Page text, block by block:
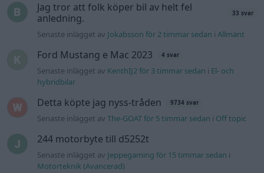
Jag tror att folk köper bil av helt fel
anledning.
33 svar
Senaste inlägget av Jokabsson för 2 timmar sedan iAllmänt
Ford Mustang e Mac 2023 4 svar
Senaste inlägget av KenthIJ2 för 3 timmar sedan i El- och
hybridbilar
Detta köpte jag nyss-tråden 9734 svar
Senaste inlägget avThe-GOAT för 5 timmar sedan i Off topic
244 motorbyte till d5252t
Senaste inlägget av Jeppegaming för 15 timmar sedan i
Motorteknik (Avancerad)